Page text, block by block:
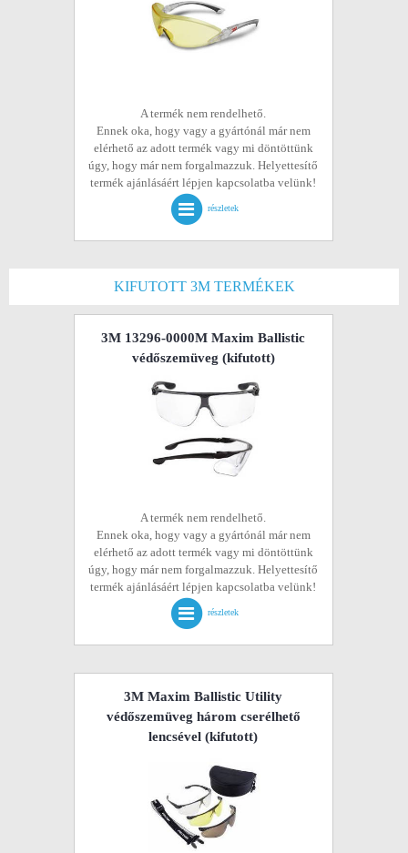
A termék nem rendelhető.
Ennek oka, hogy vagy a gyártónál már nem
elérhető az adott termék vagy mi döntöttünk
úgy, hogy már nem forgalmazzuk. Helyettesítő
termék ajánlásáért lépjen kapcsolatba velünk!
részletek
KIFUTOTT 3M TERMÉKEK
3M 13296-0000M Maxim Ballistic
védőszemüveg (kifutott)
A termék nem rendelhető.
Ennek oka, hogy vagy a gyártónál már nem
elérhető az adott termék vagy mi döntöttünk
úgy, hogy már nem forgalmazzuk. Helyettesítő
termék ajánlásáért lépjen kapcsolatba velünk!
részletek
3M Maxim Ballistic Utility
védőszemüveg három cserélhető
lencsével (kifutott)